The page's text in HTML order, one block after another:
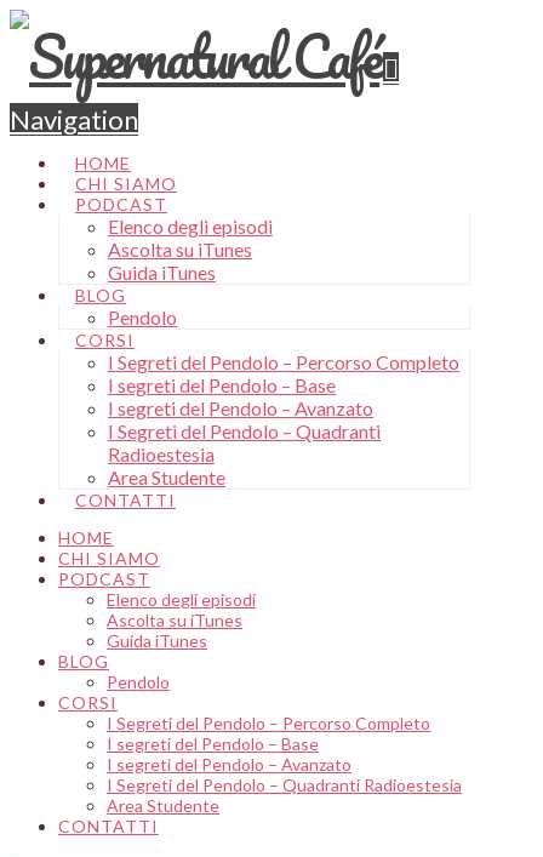
Navigation
HOME
CHI SIAMO
PODCAST
Elenco degli episodi
Ascolta su iTunes
Guida iTunes
BLOG
Pendolo
CORSI
I Segreti del Pendolo – Percorso Completo
I segreti del Pendolo – Base
I segreti del Pendolo – Avanzato
I Segreti del Pendolo – Quadranti
Radioestesia
Area Studente
CONTATTI
HOME
CHI SIAMO
PODCAST
Elenco degli episodi
Ascolta su iTunes
Guida iTunes
BLOG
Pendolo
CORSI
I Segreti del Pendolo – Percorso Completo
I segreti del Pendolo – Base
I segreti del Pendolo – Avanzato
I Segreti del Pendolo – Quadranti Radioestesia
Area Studente
CONTATTI